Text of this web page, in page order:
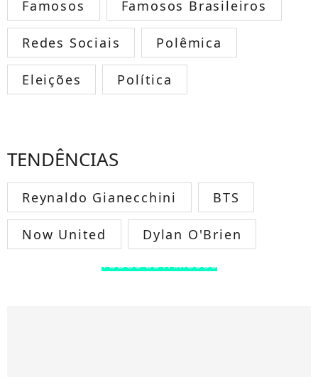
Famosos Famosos Brasileiros
Redes Sociais Polêmica
Eleições Política
TENDÊNCIAS
Reynaldo Gianecchini BTS
Now United Dylan O'Brien
TODOS OS FAMOSOS